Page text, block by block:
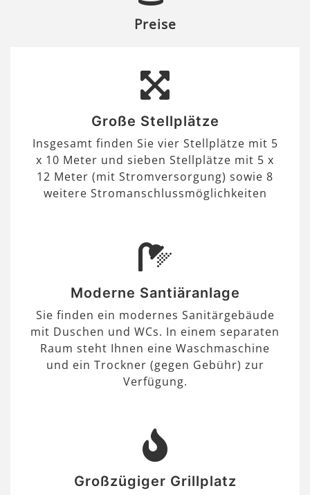
Preise
Große Stellplätze
Insgesamt finden Sie vier Stellplätze mit 5
x 10 Meter und sieben Stellplätze mit 5 x
12 Meter (mit Stromversorgung) sowie 8
weitere Stromanschlussmöglichkeiten
Moderne Santiäranlage
Sie finden ein modernes Sanitärgebäude
mit Duschen und WCs. In einem separaten
Raum steht Ihnen eine Waschmaschine
und ein Trockner (gegen Gebühr) zur
Verfügung.
Großzügiger Grillplatz